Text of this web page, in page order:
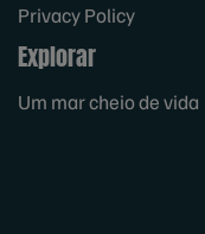
Privacy Policy
Explorar
Um mar cheio de vida